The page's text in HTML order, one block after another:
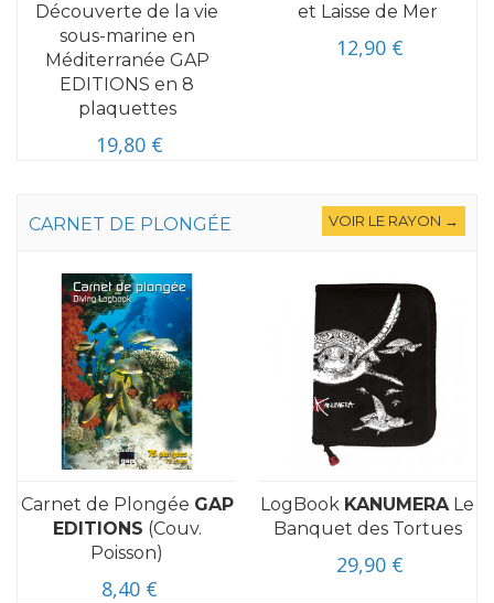
Découverte de la vie
sous-marine en
Méditerranée GAP
EDITIONS en 8
plaquettes
19,80 €
et Laisse de Mer
12,90 €
CARNET DE PLONGÉE VOIR LE RAYON →
Carnet de Plongée GAP
EDITIONS (Couv.
Poisson)
8,40 €
LogBook KANUMERALe
Banquet des Tortues
29,90 €